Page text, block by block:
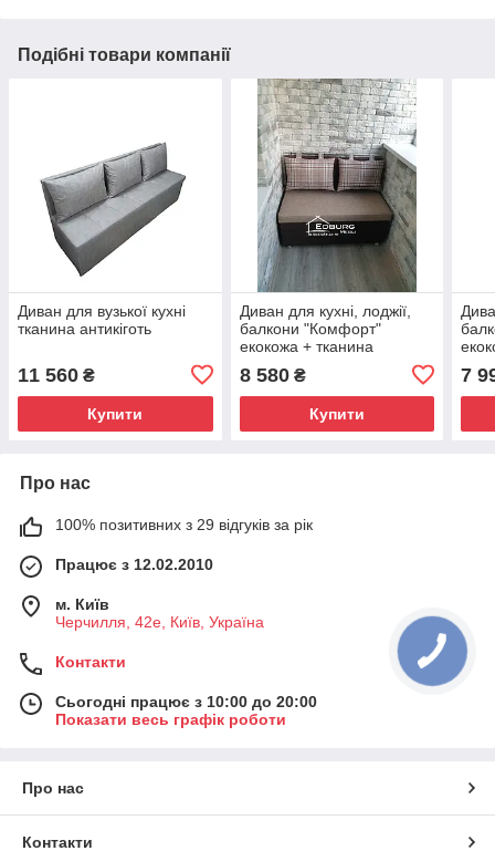
Подібні товари компанії
Диван для вузької кухні
тканина антикіготь
11 560 ₴
Купити
Диван для кухні, лоджії,
балкони "Комфорт"
екокожа + тканина
8 580₴
Купити
7
Про нас
100% позитивних з 29 відгуків за рік
Працює з 12.02.2010
м. Київ
Черчилля, 42е, Київ, Україна
Контакти
Сьогодні працює з 10:00 до 20:00
Показати весь графік роботи
Про нас
Контакти